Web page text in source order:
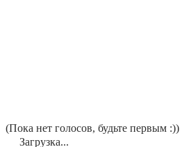
(Пока нет голосов, будьте первым :))
Загрузка...